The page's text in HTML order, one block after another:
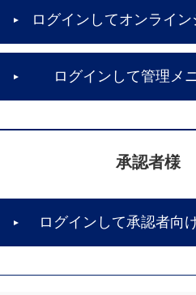
ログインしてオンライ
ログインして管理メ
承認者様
ログインして承認者向